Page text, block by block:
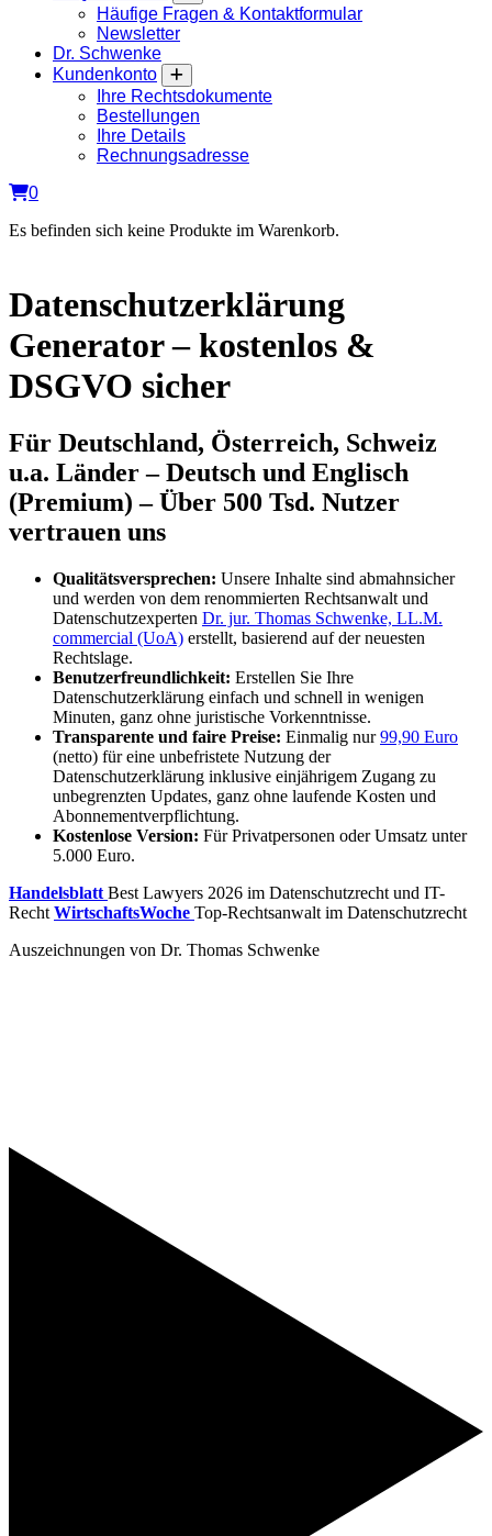
Häufige Fragen & Kontaktformular
Newsletter
Dr. Schwenke
Kundenkonto
Ihre Rechtsdokumente
Bestellungen
Ihre Details
Rechnungsadresse
0
Es befinden sich keine Produkte im Warenkorb.
Datenschutzerklärung
Generator – kostenlos &
DSGVO sicher
Für Deutschland, Österreich, Schweiz
u.a. Länder – Deutsch und Englisch
(Premium) – Über 500 Tsd. Nutzer
vertrauen uns
Qualitätsversprechen: Unsere Inhalte sind abmahnsicher
und werden von dem renommierten Rechtsanwalt und
Datenschutzexperten Dr. jur. Thomas Schwenke, LL.M.
commercial (UoA) erstellt, basierend auf der neuesten
Rechtslage.
Benutzerfreundlichkeit: Erstellen Sie Ihre
Datenschutzerklärung einfach und schnell in wenigen
Minuten, ganz ohne juristische Vorkenntnisse.
Transparente und faire Preise: Einmalig nur99,90 Euro
(netto) für eine unbefristete Nutzung der
Datenschutzerklärung inklusive einjährigem Zugang zu
unbegrenzten Updates, ganz ohne laufende Kosten und
Abonnementverpflichtung.
Kostenlose Version: Für Privatpersonen oder Umsatz unter
5.000 Euro.
Handelsblatt Best Lawyers 2026 im Datenschutzrecht und IT-
Recht WirtschaftsWoche Top-Rechtsanwalt im Datenschutzrecht
Auszeichnungen von Dr. Thomas Schwenke